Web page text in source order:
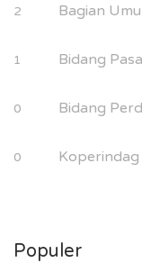
2 Bagian
1 Bidang
0 Bidang
0 Koperindag
Populer